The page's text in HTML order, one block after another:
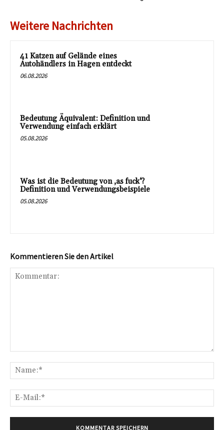
Weitere Nachrichten
41 Katzen auf Gelände eines
Autohändlers in Hagen entdeckt
06.08.2026
Bedeutung Äquivalent: Definition und
Verwendung einfach erklärt
05.08.2026
Was ist die Bedeutung von ‚as fuck‘?
Definition und Verwendungsbeispiele
05.08.2026
Kommentieren Sie den Artikel